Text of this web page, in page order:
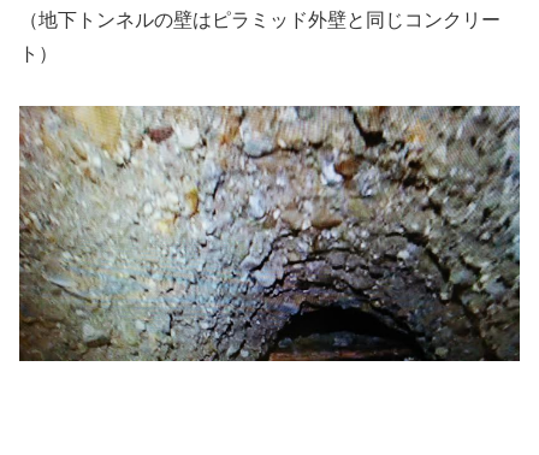
（地下トンネルの壁はピラミッド外壁と同じコンクリー
ト）